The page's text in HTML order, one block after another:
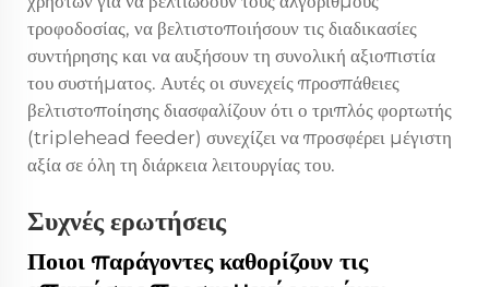
τροφοδοσίας, να βελτιστοποιήσουν τις διαδικασίες
συντήρησης και να αυξήσουν τη συνολική αξιοπιστία
του συστήματος. Αυτές οι συνεχείς προσπάθειες
βελτιστοποίησης διασφαλίζουν ότι ο τριπλός φορτωτής
(triplehead feeder) συνεχίζει να προσφέρει μέγιστη
αξία σε όλη τη διάρκεια λειτουργίας του.
Συχνές ερωτήσεις
Ποιοι παράγοντες καθορίζουν τις